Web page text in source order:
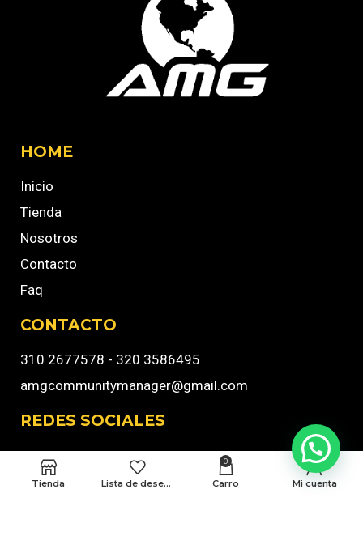
HOME
Inicio
Tienda
Nosotros
Contacto
Faq
CONTACTO
310 2677578 - 320 3586495
amgcommunitymanager@gmail.com
REDES SOCIALES
Tienda Lista de deseos
0
Carro Mi cuenta